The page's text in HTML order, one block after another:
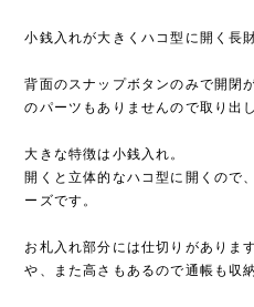
小銭入れが大きくハコ型に開く長
背面のスナップボタンのみで開閉
のパーツもありませんので取り出
大きな特徴は小銭入れ。
開くと立体的なハコ型に開くので
ーズです。
お札入れ部分には仕切りがありま
や、また高さもあるので通帳も収